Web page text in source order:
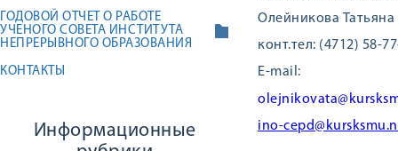
ГОДОВОЙ ОТЧЕТ О РАБОТЕ
УЧЕНОГО СОВЕТА ИНСТИТУТА
НЕПРЕРЫВНОГО ОБРАЗОВАНИЯ
КОНТАКТЫ
Информационные
Олейникова
конт.тел: (4712) 58-
E-mail:
ino-